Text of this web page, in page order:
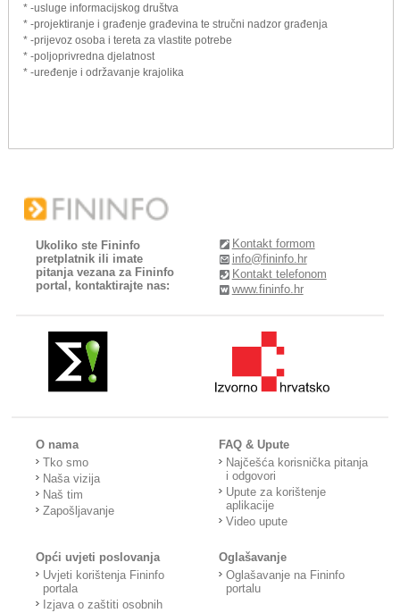
* -usluge informacijskog društva
* -projektiranje i građenje građevina te stručni nadzor građenja
* -prijevoz osoba i tereta za vlastite potrebe
* -poljoprivredna djelatnost
* -uređenje i održavanje krajolika
Ukoliko ste Fininfo
pretplatnik ili imate
pitanja vezana za Fininfo
portal, kontaktirajte nas:
Kontakt formom
info@fininfo.hr
Kontakt telefonom
www.fininfo.hr
O nama
Tko smo
Naša vizija
Naš tim
Zapošljavanje
FAQ & Upute
Najčešća korisnička pitanja
i odgovori
Upute za korištenje
aplikacije
Video upute
Opći uvjeti poslovanja
Uvjeti korištenja Fininfo
portala
Izjava o zaštiti osobnih
Oglašavanje
Oglašavanje na Fininfo
portalu